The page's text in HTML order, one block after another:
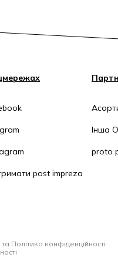
post impreza
Інша
proto
Політика конфіденційності